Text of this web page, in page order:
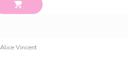
Alice Vincent